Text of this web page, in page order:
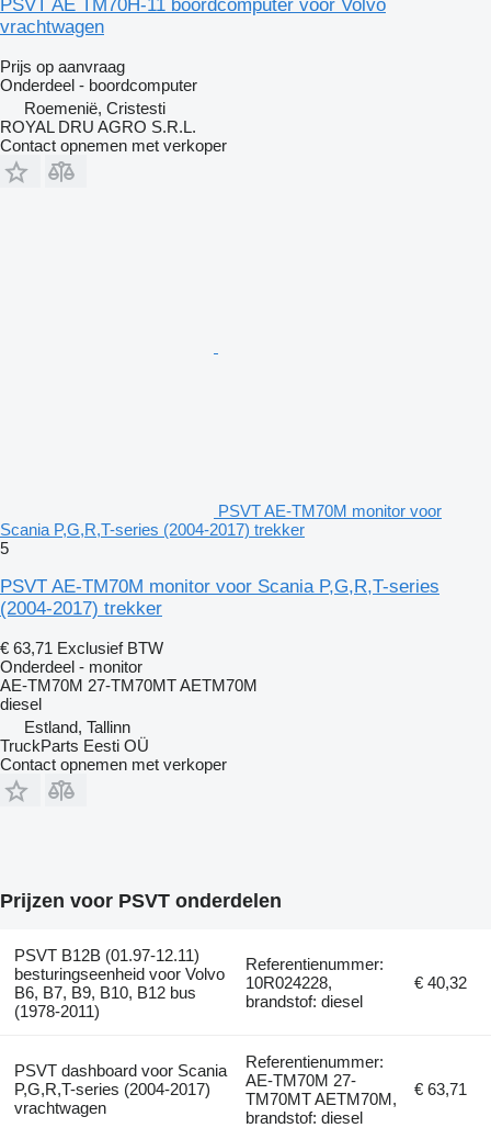
PSVT AE TM70H-11 boordcomputer voor Volvo
vrachtwagen
Prijs op aanvraag
Onderdeel - boordcomputer
Roemenië, Cristesti
ROYAL DRU AGRO S.R.L.
Contact opnemen met verkoper
PSVT AE-TM70M monitor voor
Scania P,G,R,T-series (2004-2017) trekker
5
PSVT AE-TM70M monitor voor Scania P,G,R,T-series
(2004-2017) trekker
€ 63,71 Exclusief BTW
Onderdeel - monitor
AE-TM70M 27-TM70MT AETM70M
diesel
Estland, Tallinn
TruckParts Eesti OÜ
Contact opnemen met verkoper
Prijzen voor PSVT onderdelen
PSVT B12B (01.97-12.11)
besturingseenheid voor Volvo
B6, B7, B9, B10, B12 bus
(1978-2011)
Referentienummer:
10R024228,
brandstof: diesel
€ 40,32
PSVT dashboard voor Scania
P,G,R,T-series (2004-2017)
vrachtwagen
Referentienummer:
AE-TM70M 27-
TM70MT AETM70M,
brandstof: diesel
€ 63,71